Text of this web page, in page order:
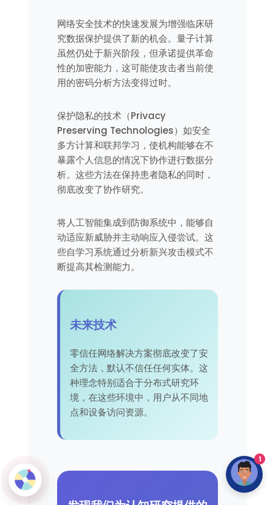
网络安全技术的快速发展为增强临床研
究数据保护提供了新的机会。量子计算
虽然仍处于新兴阶段，但承诺提供革命
性的加密能力，这可能使攻击者当前使
用的密码分析方法变得过时。
保护隐私的技术（Privacy
Preserving Technologies）如安全
多方计算和联邦学习，使机构能够在不
暴露个人信息的情况下协作进行数据分
析。这些方法在保持患者隐私的同时，
彻底改变了协作研究。
将人工智能集成到防御系统中，能够自
动适应新威胁并主动响应入侵尝试。这
些自学习系统通过分析新兴攻击模式不
断提高其检测能力。
未来技术
零信任网络解决方案彻底改变了安
全方法，默认不信任任何实体。这
种理念特别适合于分布式研究环
境，在这些环境中，用户从不同地
点和设备访问资源。
1